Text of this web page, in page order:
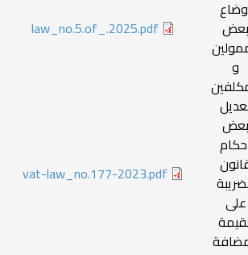
بعض
و
law_no.5.of_.2025.pdf
بعض
على
vat-law_no.177-2023.pdf